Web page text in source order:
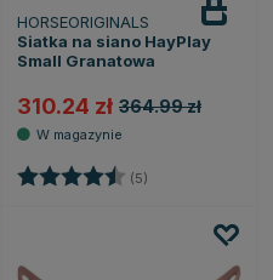
HORSEORIGINALS
Siatka na siano HayPlay
Small Granatowa
310.24 zł 364.99 zł
Ocena: (5)